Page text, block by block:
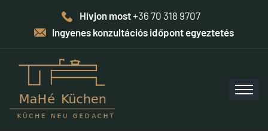
Hívjon most+36 70 318 9707
Ingyenes konzultációs időpont egyeztetés